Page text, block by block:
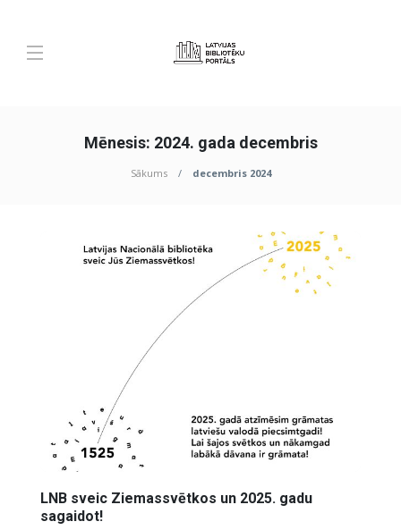
Mēnesis: 2024. gada decembris
Sākums decembris 2024
LNB sveic Ziemassvētkos un 2025. gadu
sagaidot!